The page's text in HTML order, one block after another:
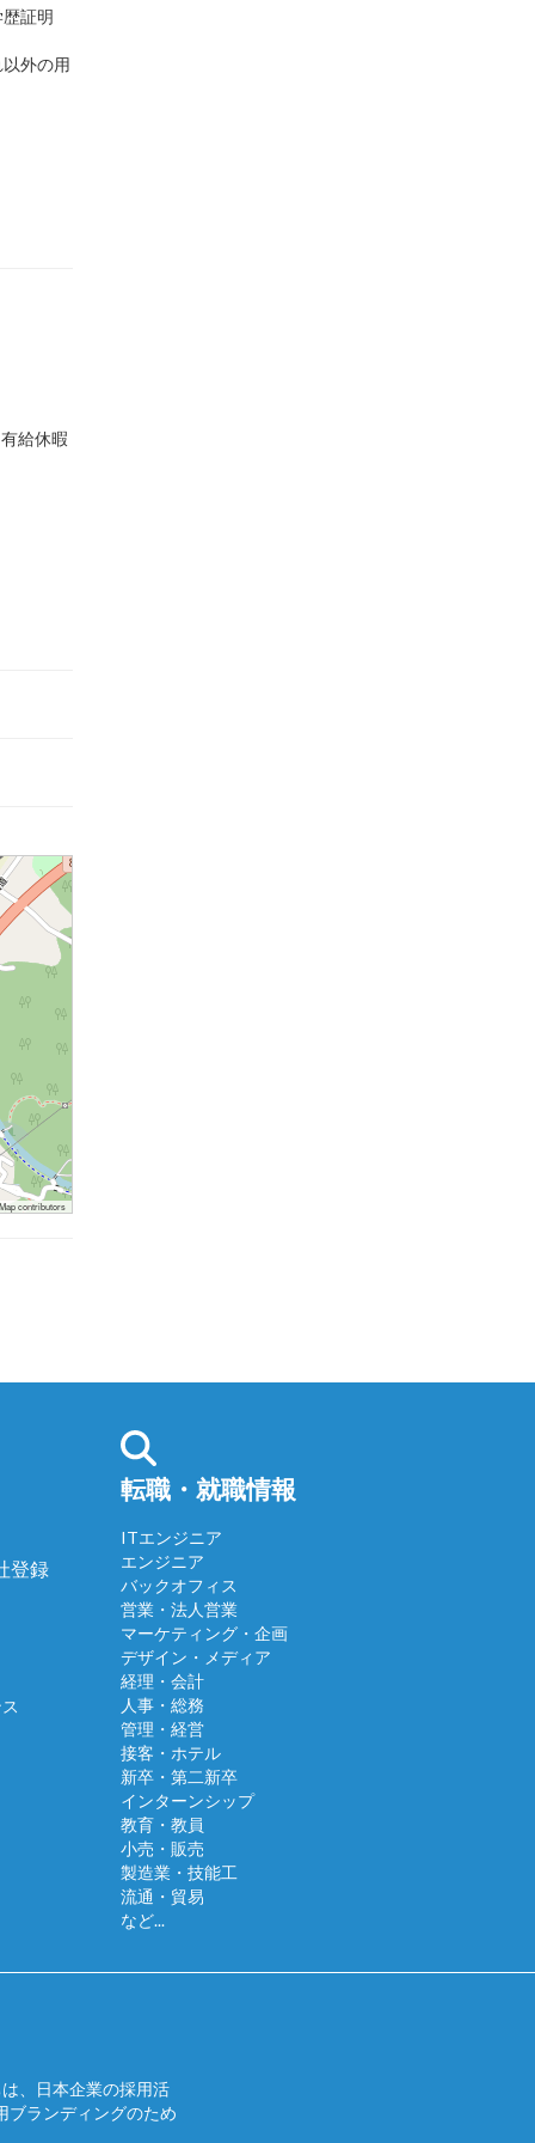
証明
外の用
給休暇
contributors
登録
転職・就職情報
ITエンジニア
エンジニア
バックオフィス
営業・法人営業
マーケティング・企画
デザイン・メディア
経理・会計
人事・総務
管理・経営
接客・ホテル
新卒・第二新卒
インターンシップ
教育・教員
小売・販売
製造業・技能工
流通・貿易
など...
、日本企業の採用活
ブランディングのため